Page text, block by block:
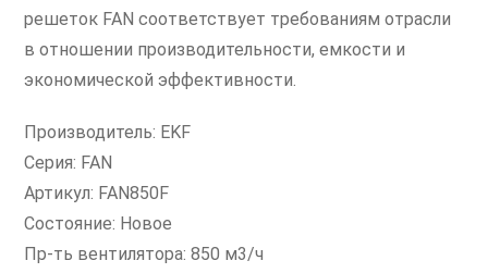
решеток FAN соответствует требованиям отрасли
в отношении производительности, емкости и
экономической эффективности.
Производитель: EKF
Серия: FAN
Артикул: FAN850F
Состояние: Новое
Пр-ть вентилятора: 850 м3/ч